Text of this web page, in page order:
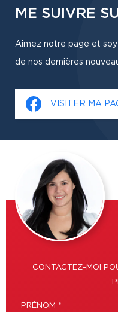
ME SUIVRE
Aimez notre page et
de nos dernières
VISITER MA
CONTACTEZ-MOI
PRÉNOM *